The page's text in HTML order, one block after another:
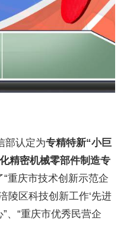
部认定为专精特新“小巨
精密机械零部件制造专
重庆市技术创新示范企
陵区科技创新工作‘先进
、“重庆市优秀民营企